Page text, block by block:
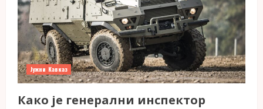
Јужни Кавказ
Како је генерални инспектор